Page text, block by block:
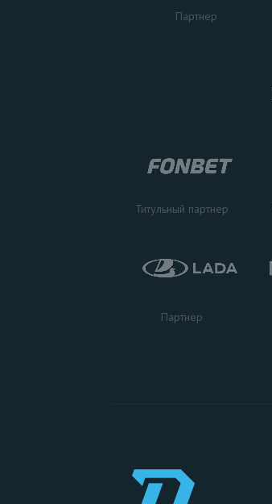
Партнер
Титульный партнер
Партнер